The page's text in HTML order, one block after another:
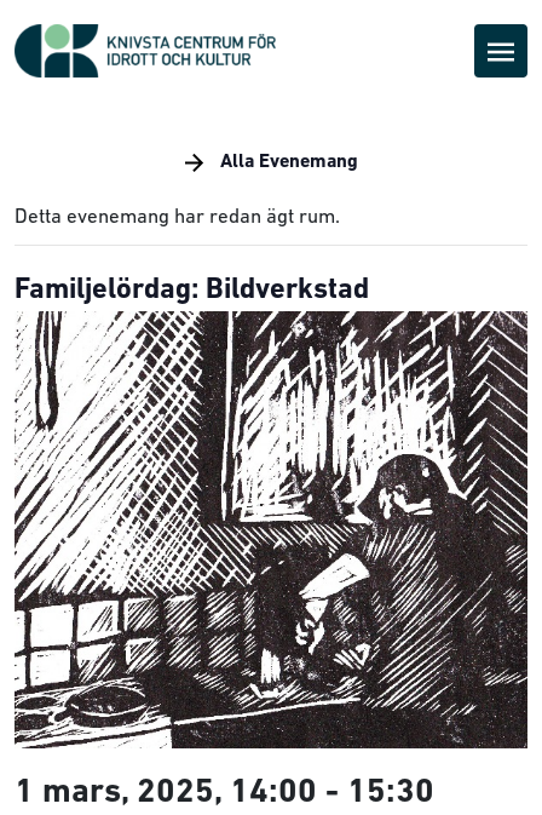
Alla Evenemang
Detta evenemang har redan ägt rum.
Familjelördag: Bildverkstad
1 mars, 2025, 14:00 - 15:30